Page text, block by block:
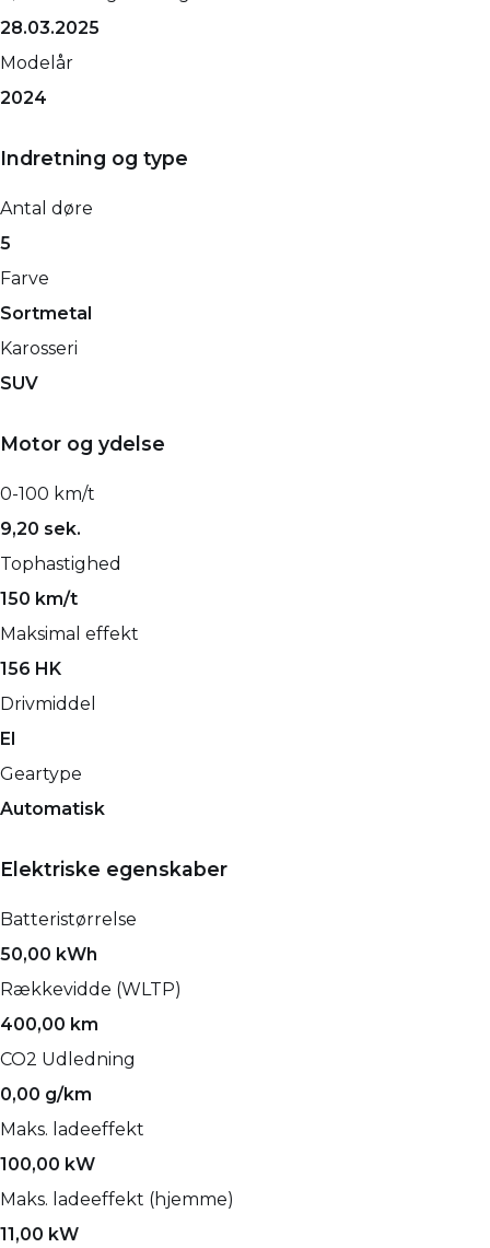
28.03.2025
Modelår
2024
Indretning og type
Antal døre
5
Farve
Sortmetal
Karosseri
SUV
Motor og ydelse
0-100 km/t
9,20 sek.
Tophastighed
150 km/t
Maksimal effekt
156 HK
Drivmiddel
El
Geartype
Automatisk
Elektriske egenskaber
Batteristørrelse
50,00 kWh
Rækkevidde (WLTP)
400,00 km
CO2 Udledning
0,00 g/km
Maks. ladeeffekt
100,00 kW
Maks. ladeeffekt (hjemme)
11,00 kW